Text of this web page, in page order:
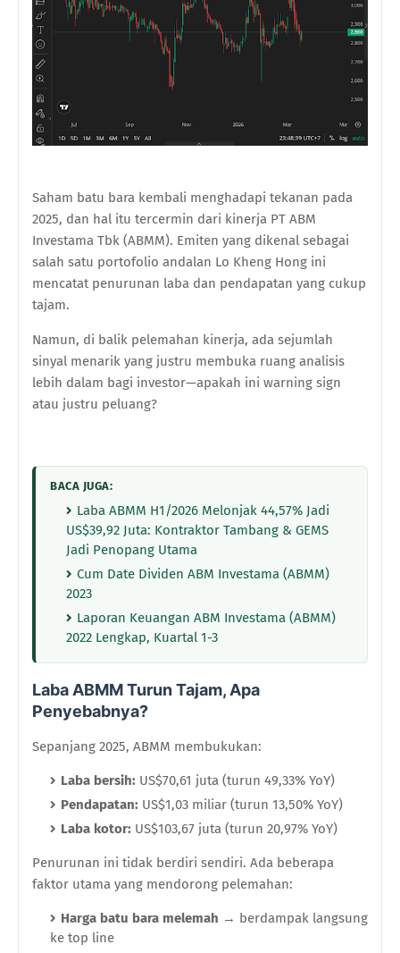
Saham batu bara kembali menghadapi tekanan pada
2025, dan hal itu tercermin dari kinerja PT ABM
Investama Tbk (ABMM). Emiten yang dikenal sebagai
salah satu portofolio andalan Lo Kheng Hong ini
mencatat penurunan laba dan pendapatan yang cukup
tajam.
Namun, di balik pelemahan kinerja, ada sejumlah
sinyal menarik yang justru membuka ruang analisis
lebih dalam bagi investor—apakah ini warning sign
atau justru peluang?
BACA JUGA:
Laba ABMM H1/2026 Melonjak 44,57% Jadi
US$39,92 Juta: Kontraktor Tambang & GEMS
Jadi Penopang Utama
Cum Date Dividen ABM Investama (ABMM)
2023
Laporan Keuangan ABM Investama (ABMM)
2022 Lengkap, Kuartal 1-3
Laba ABMM Turun Tajam, Apa
Penyebabnya?
Sepanjang 2025, ABMM membukukan:
Laba bersih: US$70,61 juta (turun 49,33% YoY)
Pendapatan: US$1,03 miliar (turun 13,50% YoY)
Laba kotor: US$103,67 juta (turun 20,97% YoY)
Penurunan ini tidak berdiri sendiri. Ada beberapa
faktor utama yang mendorong pelemahan:
Harga batu bara melemah → berdampak langsung
ke top line